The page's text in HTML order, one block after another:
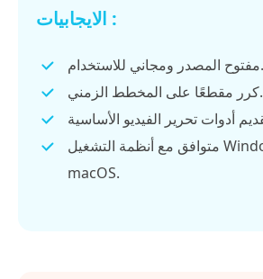
الايجابيات :
مفتوح المصدر ومجاني للاستخدام.
كرر مقطعًا على المخطط الزمني.
متوافق مع أنظمة التشغيل Windows و Linux و
macOS.